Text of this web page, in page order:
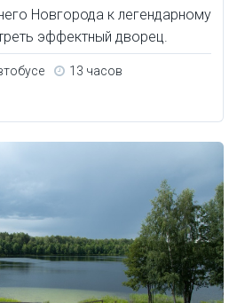
Новгорода к легендарному
эффектный дворец.
13 часов